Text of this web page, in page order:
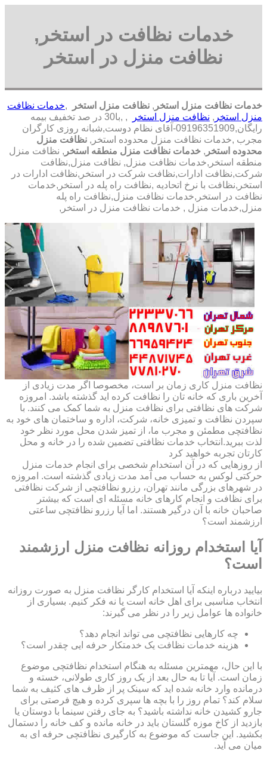
خدمات نظافت در استخر,
نظافت منزل در استخر
خدمات نظافت منزل استخر , نظافت منزل استخر ,خدمات نظافت
منزل استخر , نظافت منزل استخر , ,با
30 در صد تخفیف بیمه
رایگان,09196351909-آقای نظام دوست,شبانه روزی کارگران
مجرب ,خدمات نظافت منزل محدوده استخر, نظافت منزل
محدوده استخر , خدمات نظافت منزل منطقه استخر , نظافت منزل
منطقه استخر,خدمات نظافت منزل, نظافت منزل,نظافت
شرکت,نظافت ادارات,نظافت شرکت در استخر,نظافت ادارات در
استخر,نظافت با نرخ اتحادیه ,نظافت راه پله در استخر,خدمات
نظافت در استخر,خدمات نظافت منزل,نظافت راه پله
منزل,خدمات منزل , خدمات نظافت منزل در استخر,
نظافت منزل کاری زمان بر است، مخصوصا اگر مدت زیادی از
آخرین باری که خانه تان را نظافت کرده اید گذشته باشد. امروزه
شرکت های نظافتی برای نظافت منزل به شما کمک می کنند. با
سپردن نظافت و تمیزی خانه، شرکت، اداره و ساختمان های خود به
نظافتچی مطمئن و مجرب ما، از تمیز شدن محل مورد نظر خود
لذت ببرید.انتخاب خدمات نظافتی تضمین شده را در خانه و محل
کارتان تجربه خواهید کرد
از روزهایی که در آن استخدام شخصی برای انجام خدمات منزل
حرکتی لوکس به حساب می آمد مدت زیادی گذشته است. امروزه
در شهرهای بزرگی مانند تهران، رزرو نظافتچی از شرکت نظافتی
برای نظافت و انجام کارهای خانه مسئله ای است که بیشتر
صاحبان خانه با آن درگیر هستند. اما آیا رزرو نظافتچی ساعتی
ارزشمند است؟
آیا استخدام روزانه نظافت منزل ارزشمند
است؟
بیایید درباره اینکه آیا استخدام کارگر نظافت منزل به صورت روزانه
انتخاب مناسبی برای اهل خانه است یا نه فکر کنیم. بسیاری از
خانواده ها عوامل زیر را در نظر می گیرند:
چه کارهایی نظافتچی می تواند انجام دهد؟
هزینه خدمات نظافت یک خدمتکار حرفه ایی چقدر است؟
با این حال، مهمترین مسئله به هنگام استخدام نظافتچی موضوع
زمان است. آیا تا به حال بعد از یک روز کاری طولانی، خسته و
درمانده وارد خانه شده اید که سینک پر از ظرف های کثیف به شما
سلام کند؟ تمام روز را با بچه ها سپری کرده و هیچ فرصتی برای
جارو کشیدن خانه نداشته باشید؟ به جای رفتن سینما با دوستان یا
بازدید از کاخ موزه گلستان باید در خانه مانده و کف خانه را دستمال
بکشید. این جاست که موضوع به کارگیری نظافتچی حرفه ای به
میان می آید.